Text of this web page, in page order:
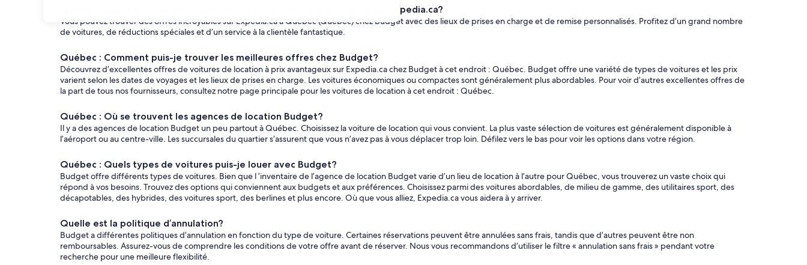
Québec : Quels sont les avantages de louer une voiture avec Budget sur Expedia.ca?
Vous pouvez trouver des offres incroyables sur Expedia.ca à Québec (Québec) chez Budget avec des lieux de prises en charge et de remise personnalisés. Profitez d’un grand nombre
de voitures, de réductions spéciales et d’un service à la clientèle fantastique.
Québec : Comment puis-je trouver les meilleures offres chez Budget?
Découvrez d’excellentes offres de voitures de location à prix avantageux sur Expedia.ca chez Budget à cet endroit : Québec. Budget offre une variété de types de voitures et les prix
varient selon les dates de voyages et les lieux de prises en charge. Les voitures économiques ou compactes sont généralement plus abordables. Pour voir d’autres excellentes offres de
la part de tous nos fournisseurs, consultez notre page principale pour les voitures de location à cet endroit : Québec.
Québec : Où se trouvent les agences de location Budget?
Il y a des agences de location Budget un peu partout à Québec. Choisissez la voiture de location qui vous convient. La plus vaste sélection de voitures est généralement disponible à
l’aéroport ou au centre-ville. Les succursales du quartier s’assurent que vous n’avez pas à vous déplacer trop loin. Défilez vers le bas pour voir les options dans votre région.
Québec : Quels types de voitures puis-je louer avec Budget?
Budget offre différents types de voitures. Bien que l ’inventaire de l’agence de location Budget varie d’un lieu de location à l’autre pour Québec, vous trouverez un vaste choix qui
répond à vos besoins. Trouvez des options qui conviennent aux budgets et aux préférences. Choisissez parmi des voitures abordables, de milieu de gamme, des utilitaires sport, des
décapotables, des hybrides, des voitures sport, des berlines et plus encore. Où que vous alliez, Expedia.ca vous aidera à y arriver.
Quelle est la politique d’annulation?
Budget a différentes politiques d’annulation en fonction du type de voiture. Certaines réservations peuvent être annulées sans frais, tandis que d’autres peuvent être non
remboursables. Assurez-vous de comprendre les conditions de votre offre avant de réserver. Nous vous recommandons d’utiliser le filtre « annulation sans frais » pendant votre
recherche pour une meilleure flexibilité.